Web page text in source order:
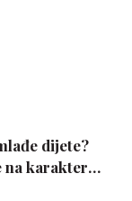
dijete?
na karakter